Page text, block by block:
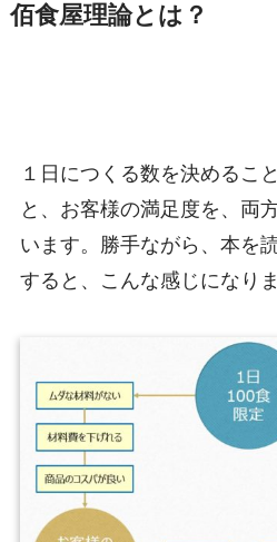
佰食屋理論とは？
１日につくる数を決めるこ
と、お客様の満足度を、両
います。勝手ながら、本を
すると、こんな感じになり